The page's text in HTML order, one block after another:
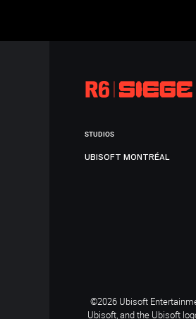
STUDIOS
UBISOFT MONTRÉAL
©2026 Ubisoft
Ubisoft, and the Ubisoft